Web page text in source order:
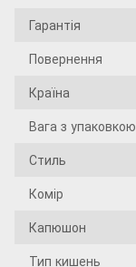
Гарантія
Повернення
Країна
Вага з упаковкою
Стиль
Комір
Капюшон
Тип кишень